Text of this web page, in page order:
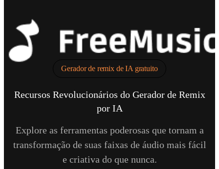
Gerador de remix de IA gratuito
Recursos Revolucionários do Gerador de Remix
por IA
Explore as ferramentas poderosas que tornam a
transformação de suas faixas de áudio mais fácil
e criativa do que nunca.